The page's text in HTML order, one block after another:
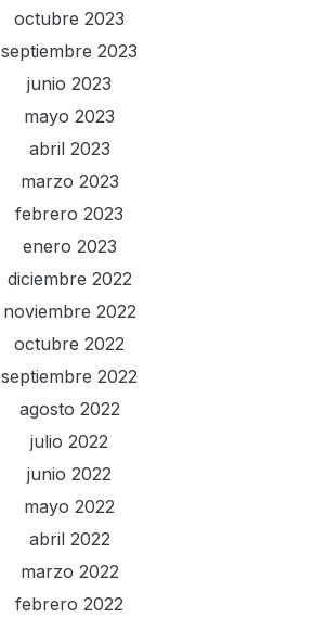
octubre 2023
septiembre 2023
junio 2023
mayo 2023
abril 2023
marzo 2023
febrero 2023
enero 2023
diciembre 2022
noviembre 2022
octubre 2022
septiembre 2022
agosto 2022
julio 2022
junio 2022
mayo 2022
abril 2022
marzo 2022
febrero 2022